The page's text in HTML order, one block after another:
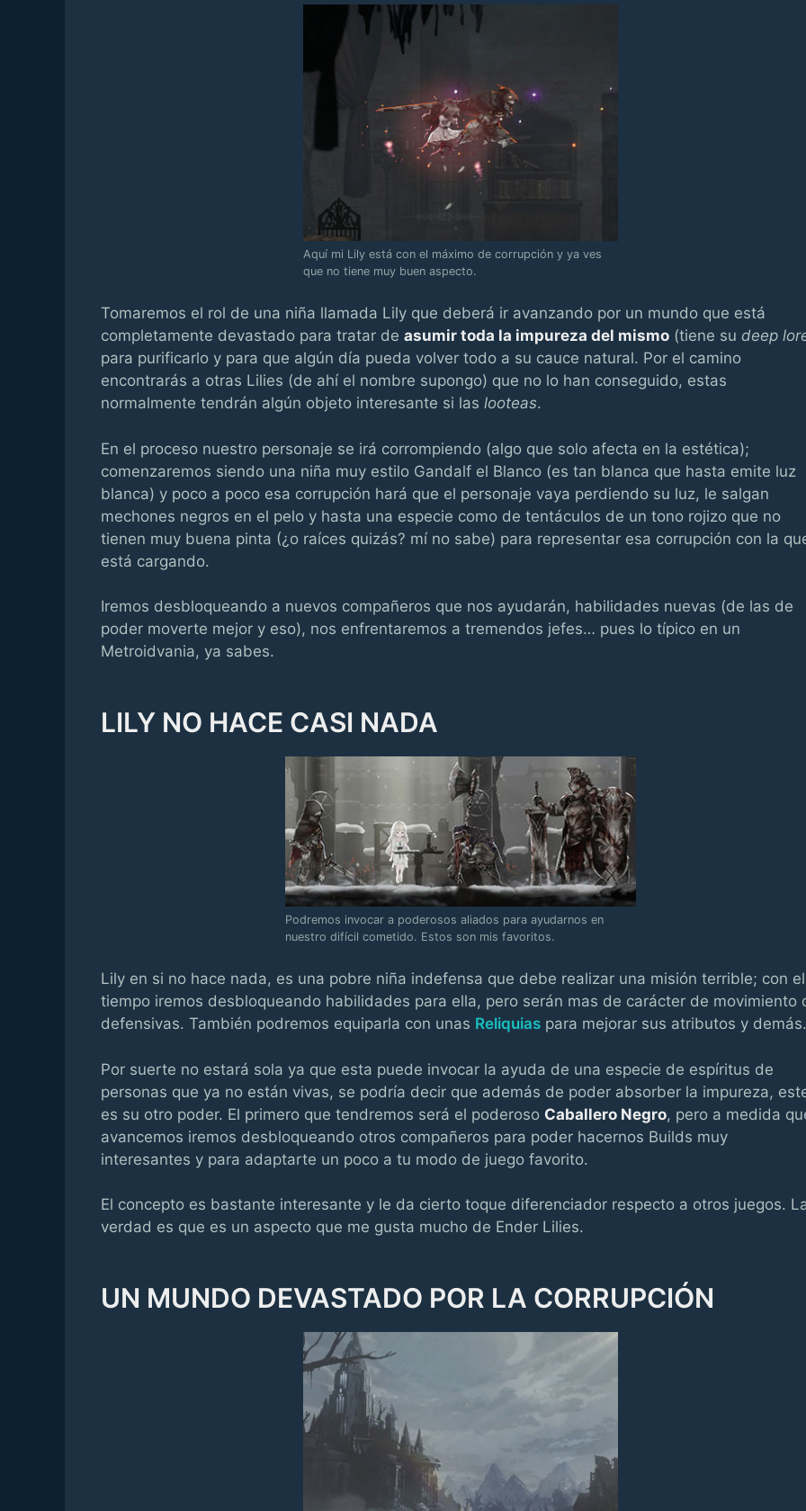
Aquí mi Lily está con el máximo de corrupción y ya ves
que no tiene muy buen aspecto.
Tomaremos el rol de una niña llamada Lily que deberá ir avanzando por un mundo que está
completamente devastado para tratar de asumir toda la impureza del mismo (tiene su deep
para purificarlo y para que algún día pueda volver todo a su cauce natural. Por el camino
encontrarás a otras Lilies (de ahí el nombre supongo) que no lo han conseguido, estas
normalmente tendrán algún objeto interesante si las looteas.
En el proceso nuestro personaje se irá corrompiendo (algo que solo afecta en la estética);
comenzaremos siendo una niña muy estilo Gandalf el Blanco (es tan blanca que hasta emite luz
blanca) y poco a poco esa corrupción hará que el personaje vaya perdiendo su luz, le salgan
mechones negros en el pelo y hasta una especie como de tentáculos de un tono rojizo que no
tienen muy buena pinta (¿o raíces quizás? mí no sabe) para representar esa corrupción con la
está cargando.
Iremos desbloqueando a nuevos compañeros que nos ayudarán, habilidades nuevas (de las de
poder moverte mejor y eso), nos enfrentaremos a tremendos jefes… pues lo típico en un
Metroidvania, ya sabes.
LILY NO HACE CASI NADA
Podremos invocar a poderosos aliados para ayudarnos en
nuestro difícil cometido. Estos son mis favoritos.
Lily en si no hace nada, es una pobre niña indefensa que debe realizar una misión terrible; con el
tiempo iremos desbloqueando habilidades para ella, pero serán mas de carácter de movimiento
defensivas. También podremos equiparla con unas Reliquias para mejorar sus atributos y demás.
Por suerte no estará sola ya que esta puede invocar la ayuda de una especie de espíritus de
personas que ya no están vivas, se podría decir que además de poder absorber la impureza,
es su otro poder. El primero que tendremos será el poderoso Caballero Negro, pero a medida
avancemos iremos desbloqueando otros compañeros para poder hacernos Builds muy
interesantes y para adaptarte un poco a tu modo de juego favorito.
El concepto es bastante interesante y le da cierto toque diferenciador respecto a otros juegos.
verdad es que es un aspecto que me gusta mucho de Ender Lilies.
UN MUNDO DEVASTADO POR LA CORRUPCIÓN